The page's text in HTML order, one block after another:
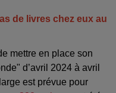
de livres chez eux au
mettre en place son
d’avril 2024 à avril
est prévue pour